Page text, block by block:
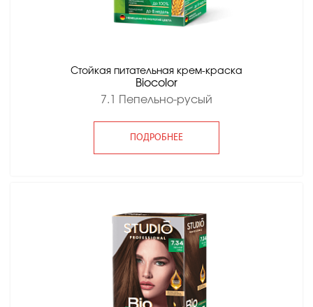
Стойкая питательная крем-краска
Вiocolor
7.1 Пепельно-русый
ПОДРОБНЕЕ